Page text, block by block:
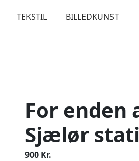
TEKSTIL BILLEDKUNST
For enden
Sjælør
900 Kr.